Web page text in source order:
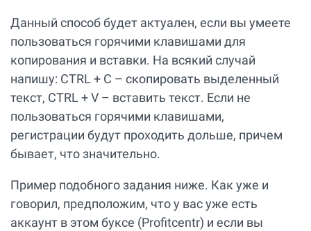
Данный способ будет актуален, если вы умеете
пользоваться горячими клавишами для
копирования и вставки. На всякий случай
напишу: CTRL + C – скопировать выделенный
текст, CTRL + V – вставить текст. Если не
пользоваться горячими клавишами,
регистрации будут проходить дольше, причем
бывает, что значительно.
Пример подобного задания ниже. Как уже и
говорил, предположим, что у вас уже есть
аккаунт в этом буксе (Profitcentr) и если вы